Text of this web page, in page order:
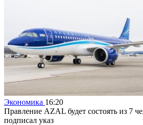
Экономика 16:20
Правление AZAL будет состоять из 7
подписал указ